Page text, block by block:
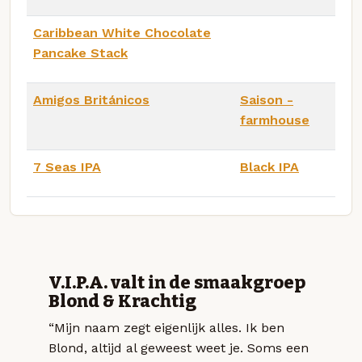
Caribbean White Chocolate
Pancake Stack
Amigos Británicos
Saison -
farmhouse
7 Seas IPA Black IPA
V.I.P.A. valt in de smaakgroep
Blond & Krachtig
“Mijn naam zegt eigenlijk alles. Ik ben
Blond, altijd al geweest weet je. Soms een